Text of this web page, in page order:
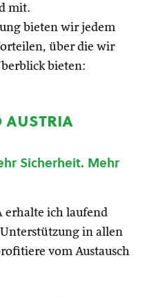
mit.
bieten wir jedem
über die wir
bieten:
austria
Sicherheit. Mehr
erhalte ich laufend
in allen
vom Austausch